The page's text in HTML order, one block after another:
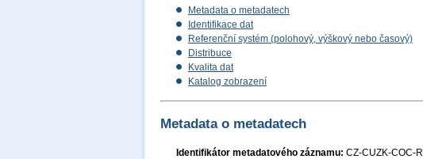
Metadata o metadatech
Identifikace dat
Referenční systém (polohový, výškový nebo časový)
Distribuce
Kvalita dat
Katalog zobrazení
Metadata o metadatech
Identifikátor metadatového záznamu: CZ-CUZK-COC-R